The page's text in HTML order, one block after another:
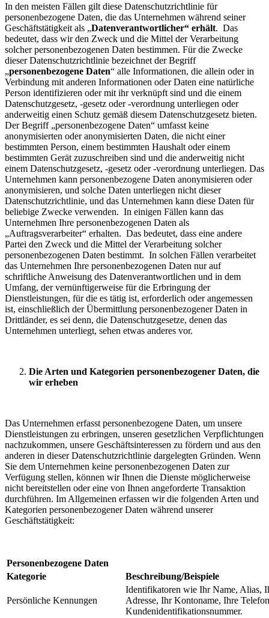
In den meisten Fällen gilt diese Datenschutzrichtlinie für
personenbezogene Daten, die das Unternehmen während seiner
Geschäftstätigkeit als „Datenverantwortlicher“ erhält. Das
bedeutet, dass wir den Zweck und die Mittel der Verarbeitung
solcher personenbezogenen Daten bestimmen. Für die Zwecke
dieser Datenschutzrichtlinie bezeichnet der Begriff
„personenbezogene Daten“ alle Informationen, die allein oder in
Verbindung mit anderen Informationen oder Daten eine natürliche
Person identifizieren oder mit ihr verknüpft sind und die einem
Datenschutzgesetz, -gesetz oder -verordnung unterliegen oder
anderweitig einen Schutz gemäß diesem Datenschutzgesetz bieten.
Der Begriff „personenbezogene Daten“ umfasst keine
anonymisierten oder anonymisierten Daten, die nicht einer
bestimmten Person, einem bestimmten Haushalt oder einem
bestimmten Gerät zuzuschreiben sind und die anderweitig nicht
einem Datenschutzgesetz, -gesetz oder -verordnung unterliegen. Das
Unternehmen kann personenbezogene Daten anonymisieren oder
anonymisieren, und solche Daten unterliegen nicht dieser
Datenschutzrichtlinie, und das Unternehmen kann diese Daten für
beliebige Zwecke verwenden. In einigen Fällen kann das
Unternehmen Ihre personenbezogenen Daten als
„Auftragsverarbeiter“ erhalten. Das bedeutet, dass eine andere
Partei den Zweck und die Mittel der Verarbeitung solcher
personenbezogenen Daten bestimmt. In solchen Fällen verarbeitet
das Unternehmen Ihre personenbezogenen Daten nur auf
schriftliche Anweisung des Datenverantwortlichen und in dem
Umfang, der vernünftigerweise für die Erbringung der
Dienstleistungen, für die es tätig ist, erforderlich oder angemessen
ist, einschließlich der Übermittlung personenbezogener Daten in
Drittländer, es sei denn, die Datenschutzgesetze, denen das
Unternehmen unterliegt, sehen etwas anderes vor.
Die Arten und Kategorien personenbezogener Daten, die
wir erheben
Das Unternehmen erfasst personenbezogene Daten, um unsere
Dienstleistungen zu erbringen, unseren gesetzlichen Verpflichtungen
nachzukommen, unsere Geschäftsinteressen zu fördern und aus den
anderen in dieser Datenschutzrichtlinie dargelegten Gründen. Wenn
Sie dem Unternehmen keine personenbezogenen Daten zur
Verfügung stellen, können wir Ihnen die Dienste möglicherweise
nicht bereitstellen oder eine von Ihnen angeforderte Transaktion
durchführen. Im Allgemeinen erfassen wir die folgenden Arten und
Kategorien personenbezogener Daten während unserer
Geschäftstätigkeit:
Personenbezogene Daten
Kategorie
Beschreibung/Beispiele
Persönliche Kennungen
Identifikatoren wie Ihr Name, Alias,
Adresse, Ihr Kontoname, Ihre
Kundenidentifikationsnummer.